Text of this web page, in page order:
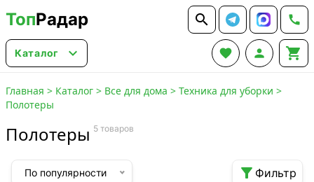
ТопРадар  
Каталог    
Главная > Каталог > Все для дома > Техника для уборки >
Полотеры
Полотеры 5 товаров
По популярности  Фильтр